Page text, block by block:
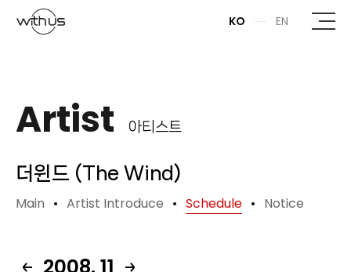
본문바로가기
KO EN
Artist 아티스트
더윈드 (The Wind)
Main Artist Introduce Schedule Notice